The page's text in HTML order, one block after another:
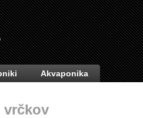
Akvaponika
vrčkov